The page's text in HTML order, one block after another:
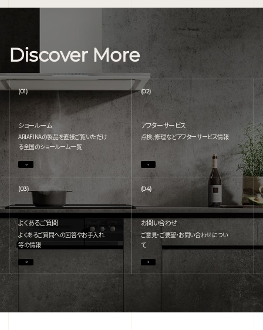
Discover More
(01)
ショールーム
ARIAFINAの製品を直接ご覧いただけ
る全国のショールーム一覧
(02)
アフターサービス
点検、修理などアフターサービス情報
(03)
よくあるご質問
よくあるご質問への回答やお手入れ
等の情報
(04)
お問い合わせ
ご意見・ご要望・お問い合わせについ
て